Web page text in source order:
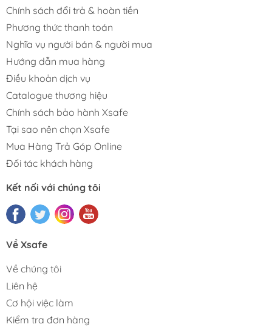
Chính sách đổi trả & hoàn tiền
Phương thức thanh toán
Nghĩa vụ người bán & người mua
Hướng dẫn mua hàng
Điều khoản dịch vụ
Catalogue thương hiệu
Chính sách bảo hành Xsafe
Tại sao nên chọn Xsafe
Mua Hàng Trả Góp Online
Đối tác khách hàng
Kết nối với chúng tôi
Về Xsafe
Về chúng tôi
Liên hệ
Cơ hội việc làm
Kiểm tra đơn hàng